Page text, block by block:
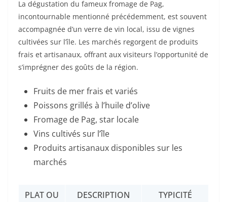
La dégustation du fameux fromage de Pag,
incontournable mentionné précédemment, est souvent
accompagnée d’un verre de vin local, issu de vignes
cultivées sur l’île. Les marchés regorgent de produits
frais et artisanaux, offrant aux visiteurs l’opportunité de
s’imprégner des goûts de la région.
Fruits de mer frais et variés
Poissons grillés à l’huile d’olive
Fromage de Pag, star locale
Vins cultivés sur l’île
Produits artisanaux disponibles sur les
marchés
PLAT OU
DESCRIPTION TYPICITÉ